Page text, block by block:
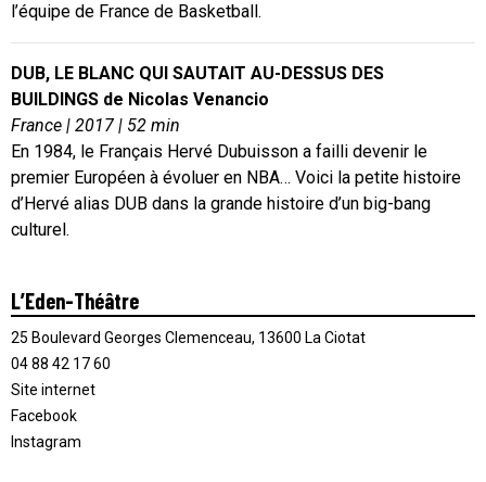
l’équipe de France de Basketball.
DUB, LE BLANC QUI SAUTAIT AU-DESSUS DES
BUILDINGS de Nicolas Venancio
France | 2017 | 52 min
En 1984, le Français Hervé Dubuisson a failli devenir le
premier Européen à évoluer en NBA… Voici la petite histoire
d’Hervé alias DUB dans la grande histoire d’un big-bang
culturel.
L’Eden-Théâtre
25 Boulevard Georges Clemenceau, 13600 La Ciotat
04 88 42 17 60
Site internet
Facebook
Instagram